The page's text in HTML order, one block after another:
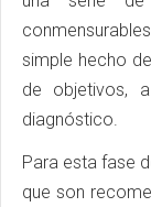
simple hecho
de objetivos,
diagnóstico.
Para esta fase
que son